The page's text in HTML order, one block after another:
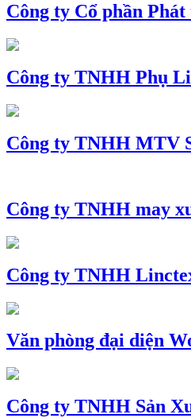
Công ty Cổ phần
Công ty TNHH Phụ
Công ty TNHH MTV
Công ty TNHH may
Công ty TNHH
Văn phòng đại diện
Công ty TNHH Sản